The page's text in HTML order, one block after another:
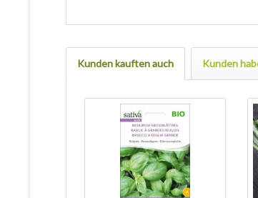
Kunden kauften auch Kunden